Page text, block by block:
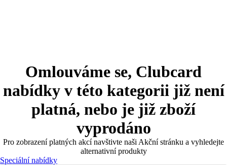
Omlouváme se, Clubcard
nabídky v této kategorii již není
platná, nebo je již zboží
vyprodáno
Pro zobrazení platných akcí navštivte naši Akční stránku a vyhledejte
alternativní produkty
Speciální nabídky